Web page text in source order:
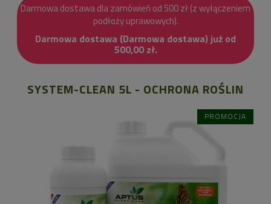
Darmowa dostawa dla zamówień od 500 zł (z wyłączeniem
podłoży uprawowych).
Darmowa dostawa (Darmowa dostawa) już od
500,00 zł.
SYSTEM-CLEAN 5L - OCHRONA ROŚLIN
PROMOCJA